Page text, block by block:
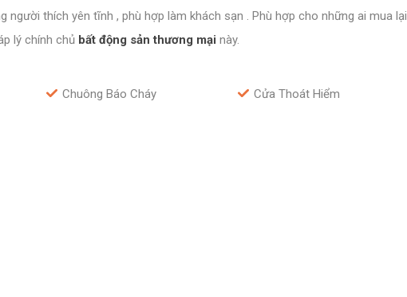
người thích yên tĩnh , phù hợp làm khách sạn . Phù hợp cho những ai mua lại
lý chính chủ bất động sản thương mại này.
Chuông Báo Cháy Cửa Thoát Hiểm